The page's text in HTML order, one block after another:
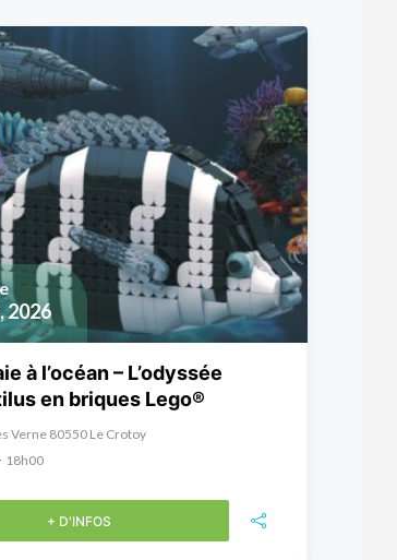
2026
à l’océan – L’odyssée
en briques Lego®
Verne 80550 Le Crotoy
18h00
+ D'INFOS